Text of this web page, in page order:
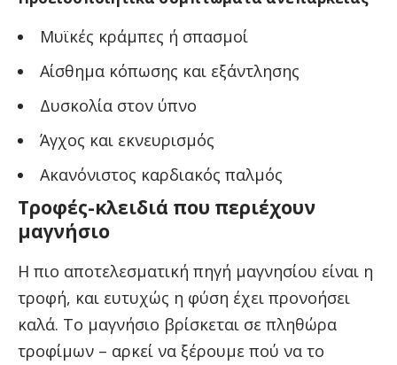
Μυϊκές κράμπες ή σπασμοί
Αίσθημα κόπωσης και εξάντλησης
Δυσκολία στον ύπνο
Άγχος και εκνευρισμός
Ακανόνιστος καρδιακός παλμός
Τροφές-κλειδιά που περιέχουν
μαγνήσιο
Η πιο αποτελεσματική πηγή μαγνησίου είναι η
τροφή, και ευτυχώς η φύση έχει προνοήσει
καλά. Το μαγνήσιο βρίσκεται σε πληθώρα
τροφίμων – αρκεί να ξέρουμε πού να το